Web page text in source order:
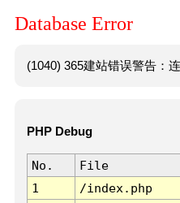
Database Error
(1040) 365建站错误警告：
PHP Debug
No. File
1
/index.php